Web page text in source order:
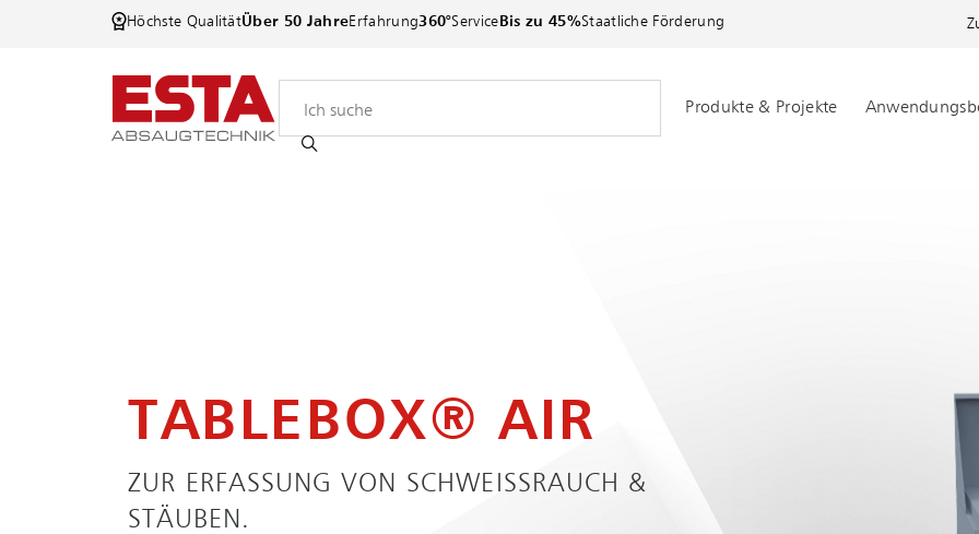
Höchste QualitätÜber 50 JahreErfahrung360°Service Bis zu 45%Staatliche Förderung
Produkte & Projekte
TABLEBOX® AIR
ZUR ERFASSUNG VON SCHWEISSRAUCH & S
TÄUBEN.